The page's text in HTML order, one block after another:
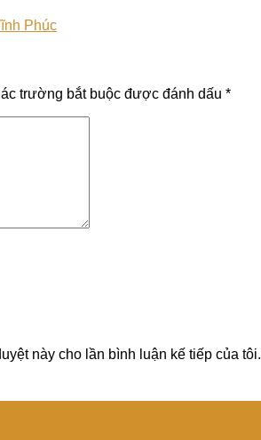
Phúc
trường bắt buộc được đánh dấu *
này cho lần bình luận kế tiếp của tôi.